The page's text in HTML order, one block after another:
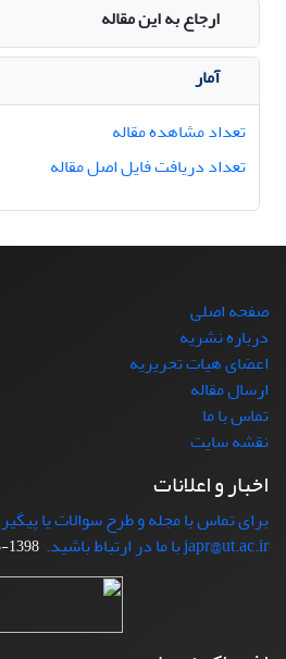
ارجاع به این مقاله
آمار
تعداد مشاهده مقاله
تعداد دریافت فایل اصل مقاله
صفحه اصلی
درباره نشریه
اعضای هیات تحریریه
ارسال مقاله
تماس با ما
نقشه سایت
اخبار و اعلانات
برای تماس با مجله و طرح سوالات یا
japr@ut.ac.ir با ما در ارتباط باشید.
1398-03-20